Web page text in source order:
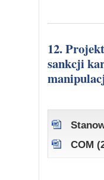
12. Projekt dyrektywy Parlamentu Europejskiego i Rady w sprawie
sankcji
COM